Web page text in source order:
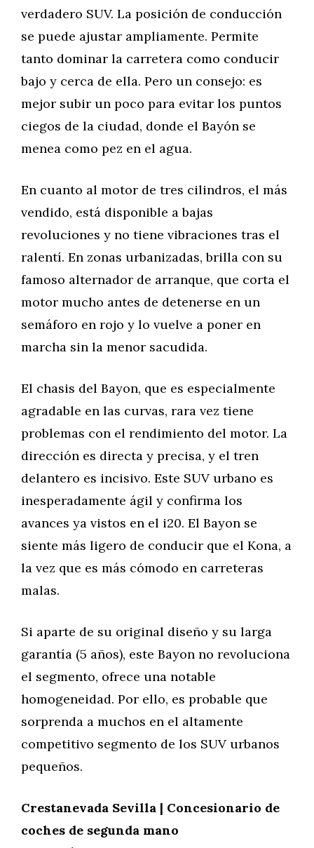
verdadero SUV. La posición de conducción
se puede ajustar ampliamente. Permite
tanto dominar la carretera como conducir
bajo y cerca de ella. Pero un consejo: es
mejor subir un poco para evitar los puntos
ciegos de la ciudad, donde el Bayón se
menea como pez en el agua.
En cuanto al motor de tres cilindros, el más
vendido, está disponible a bajas
revoluciones y no tiene vibraciones tras el
ralentí. En zonas urbanizadas, brilla con su
famoso alternador de arranque, que corta el
motor mucho antes de detenerse en un
semáforo en rojo y lo vuelve a poner en
marcha sin la menor sacudida.
El chasis del Bayon, que es especialmente
agradable en las curvas, rara vez tiene
problemas con el rendimiento del motor. La
dirección es directa y precisa, y el tren
delantero es incisivo. Este SUV urbano es
inesperadamente ágil y confirma los
avances ya vistos en el i20. El Bayon se
siente más ligero de conducir que el Kona, a
la vez que es más cómodo en carreteras
malas.
Si aparte de su original diseño y su larga
garantía (5 años), este Bayon no revoluciona
el segmento, ofrece una notable
homogeneidad. Por ello, es probable que
sorprenda a muchos en el altamente
competitivo segmento de los SUV urbanos
pequeños.
Crestanevada Sevilla | Concesionario de
coches de segunda mano